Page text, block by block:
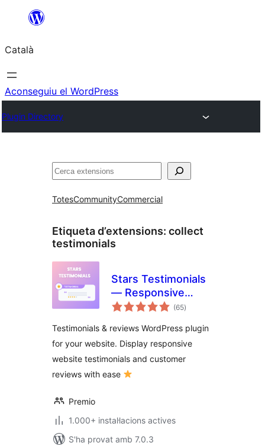
contingut
Català
Aconseguiu el WordPress
Plugin Directory
Cerca
TotesCommunityCommercial
Etiqueta d’extensions: collect
testimonials
Stars Testimonials
— Responsive
Reviews & Star
(65puntuacions
totals
)
Testimonials & reviews WordPress plugin
for your website. Display responsive
website testimonials and customer
reviews with ease
Premio
1.000+ instal·lacions actives
S'ha provat amb 7.0.3